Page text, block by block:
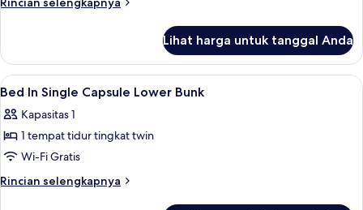
Premium
Beds
Capsule
Private
Room
With
Premium
Beds
Lihat harga untuk tanggal Anda
Lihat
semua
foto
untuk
Bed
In
Brankas, meja kerja, kedap suara,
8
Bed In Single Capsule Lower Bunk
Kapasitas 1
1 tempat tidur tingkat twin
Wi-Fi Gratis
Rincian selengkapnya
Rincian